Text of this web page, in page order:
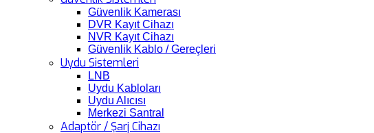
Güvenlik Kamerası
DVR Kayıt Cihazı
NVR Kayıt Cihazı
Güvenlik Kablo / Gereçleri
Uydu Sistemleri
LNB
Uydu Kabloları
Uydu Alıcısı
Merkezi Santral
Adaptör / Şarj Cihazı